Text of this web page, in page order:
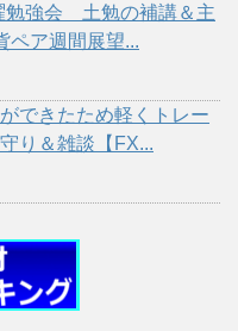
勉強会 土勉の補講＆主
ペア週間展望...
できたため軽くトレー
り＆雑談【FX...